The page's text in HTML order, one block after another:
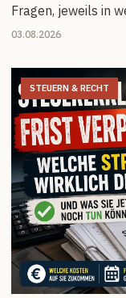
Fragen, jeweils in
03.08.2026
STEUERN & RECHT